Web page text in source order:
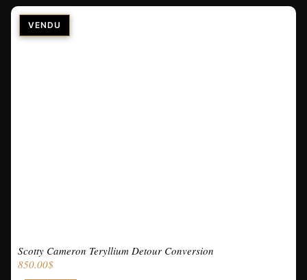
Scotty Cameron Teryllium Detour Conversion
850.00$